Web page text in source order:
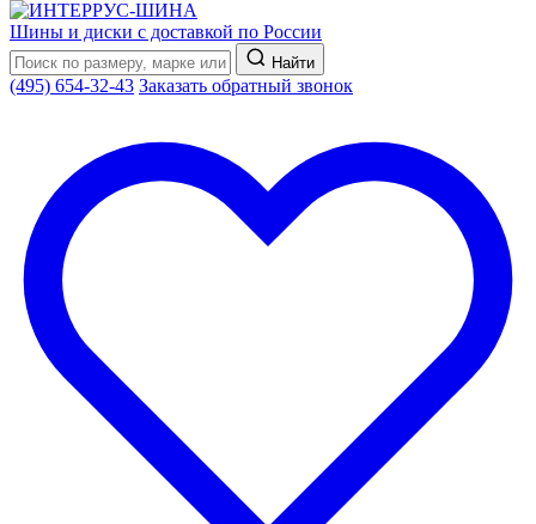
Шины и диски с доставкой по России
Найти
(495) 654-32-43 Заказать обратный звонок